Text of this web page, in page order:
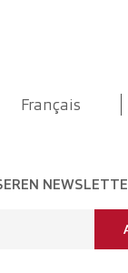
Français